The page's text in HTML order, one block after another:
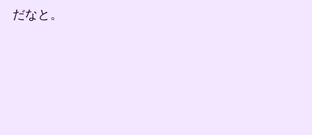
だなと。